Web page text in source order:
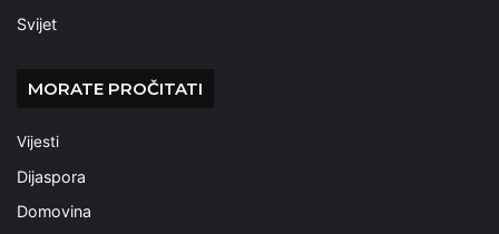
Svijet
MORATE PROČITATI
Vijesti
Dijaspora
Domovina